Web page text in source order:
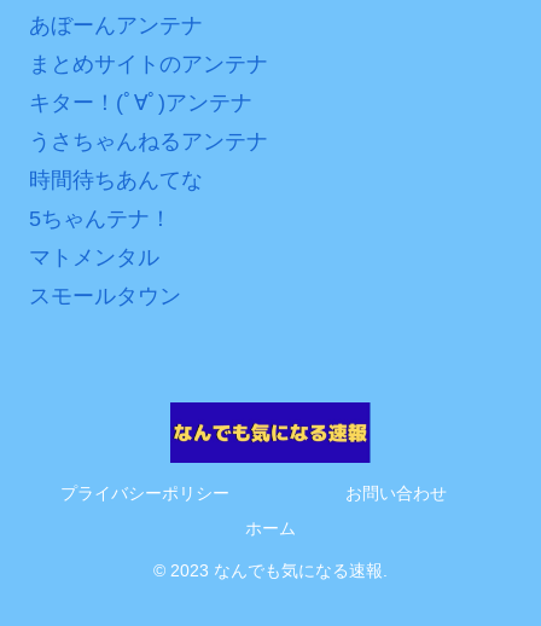
あぼーんアンテナ
まとめサイトのアンテナ
キター！(ﾟ∀ﾟ)アンテナ
うさちゃんねるアンテナ
時間待ちあんてな
5ちゃんテナ！
マトメンタル
スモールタウン
プライバシーポリシー
お問い合わせ
ホーム
© 2023 なんでも気になる速報.